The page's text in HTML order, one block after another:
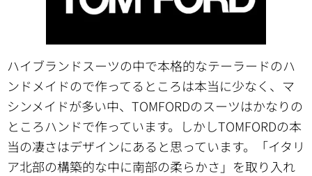
ハイブランドスーツの中で本格的なテーラードのハ
ンドメイドので作ってるところは本当に少なく、マ
シンメイドが多い中、TOMFORDのスーツはかなりの
ところハンドで作っています。しかしTOMFORDの本
当の凄さはデザインにあると思っています。「イタリ
ア北部の構築的な中に南部の柔らかさ」を取り入れ